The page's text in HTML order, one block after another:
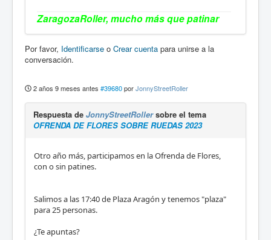
ZaragozaRoller, mucho más que patinar
Por favor, Identificarse o Crear cuenta para unirse a la
conversación.
2 años 9 meses antes #39680porJonnyStreetRoller
Respuesta de JonnyStreetRollersobre el tema
OFRENDA DE FLORES SOBRE RUEDAS 2023
Otro año más, participamos en la Ofrenda de Flores,
con o sin patines.
Salimos a las 17:40 de Plaza Aragón y tenemos "plaza"
para 25 personas.
¿Te apuntas?